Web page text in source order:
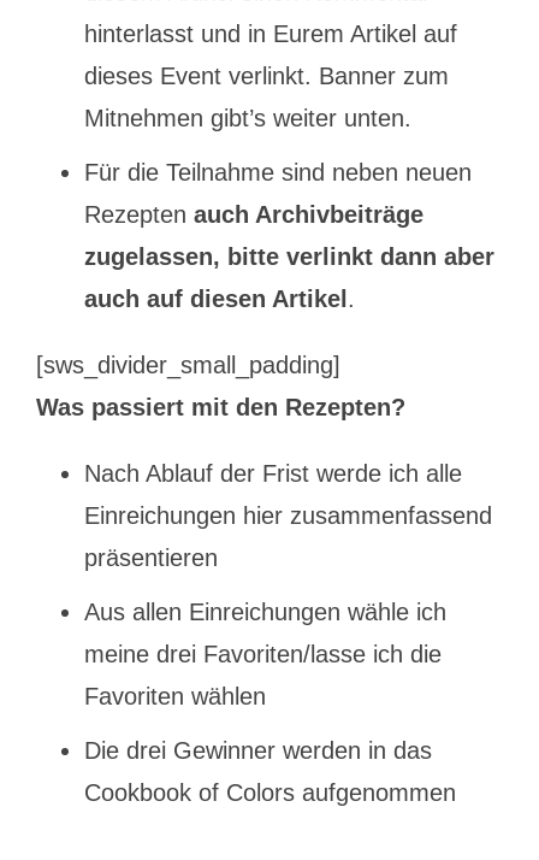
hinterlasst und in Eurem Artikel auf
dieses Event verlinkt. Banner zum
Mitnehmen gibt’s weiter unten.
Für die Teilnahme sind neben neuen
Rezepten auch Archivbeiträge
zugelassen, bitte verlinkt dann aber
auch auf diesen Artikel .
[sws_divider_small_padding]
Was passiert mit den Rezepten?
Nach Ablauf der Frist werde ich alle
Einreichungen hier zusammenfassend
präsentieren
Aus allen Einreichungen wähle ich
meine drei Favoriten/lasse ich die
Favoriten wählen
Die drei Gewinner werden in das
Cookbook of Colors aufgenommen